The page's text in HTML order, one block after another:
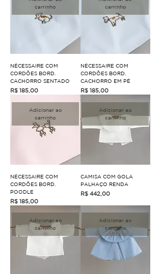
carrinho
NÉCESSAIRE COM
CORDÕES BORD.
CACHORRO SENTADO
Preço
R$ 185,00
carrinho
NÉCESSAIRE COM
CORDÕES BORD.
CACHORRO EM PÉ
Preço
R$ 185,00
Adicionar ao
carrinho
NÉCESSAIRE COM
CORDÕES BORD.
POODLE
Preço
R$ 185,00
Adicionar ao
carrinho
CAMISA COM GOLA
PALHAÇO RENDA
Preço
R$ 442,00
Adicionar ao
carrinho
Adicionar ao
carrinho